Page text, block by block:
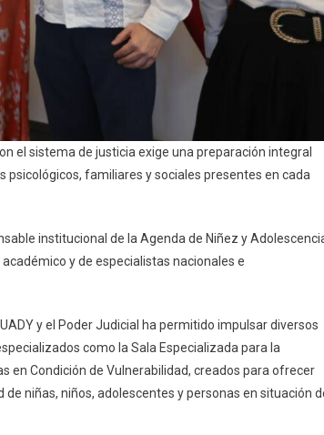
el sistema de justicia exige una preparación integral
familiares y sociales presentes en cada
institucional de la Agenda de Niñez y
y de especialistas nacionales e
y el Poder Judicial ha permitido impulsar diversos
como la Sala Especializada para la
en Condición de Vulnerabilidad, creados para ofrecer
niñas, niños, adolescentes y personas en situación